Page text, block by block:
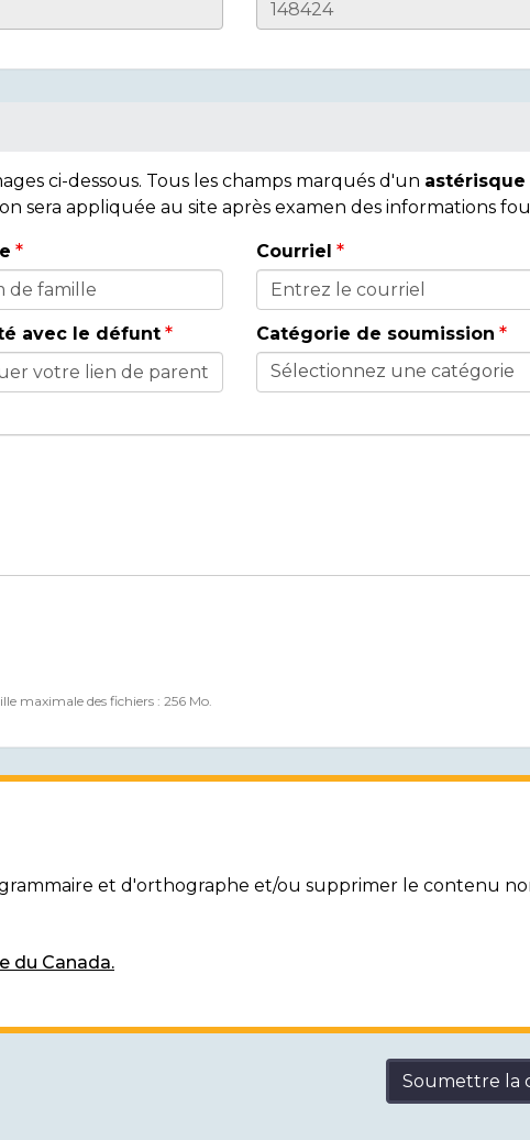
ci-dessous. Tous les champs marqués d'un astérisque
sera appliquée au site après examen des informations
Courriel
avec le défunt Catégorie de soumission
maximale des fichiers : 256 Mo.
et d'orthographe et/ou supprimer le contenu
du Canada.
Soumettre la